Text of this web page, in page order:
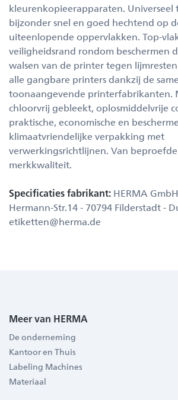
kleurenkopieerapparaten. Universeel
bijzonder snel en goed hechtend op
uiteenlopende oppervlakken. Top-
veiligheidsrand rondom beschermen
walsen van de printer tegen
alle gangbare printers dankzij de
toonaangevende printerfabrikanten.
chloorvrij gebleekt, oplosmiddelvrije
praktische, economische en
klimaatvriendelijke verpakking met
verwerkingsrichtlijnen. Van beproefde
merkkwaliteit.
Specificaties fabrikant: HERMA
Hermann-Str.14 - 70794 Filderstadt -
etiketten@herma.de
Meer van HERMA
De onderneming
Kantoor en Thuis
Labeling Machines
Materiaal